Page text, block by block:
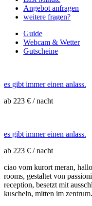
Angebot anfragen
weitere fragen?
Guide
Webcam & Wetter
Gutscheine
es gibt immer einen anlass.
ab 223 € / nacht
es gibt immer einen anlass.
ab 223 € / nacht
ciao vom kurort meran,
rooms, gestaltet von
reception, besetzt mit
kuscheln, mitten im